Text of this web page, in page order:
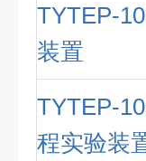
TYTEP-
装置
TYTEP-
程实验装